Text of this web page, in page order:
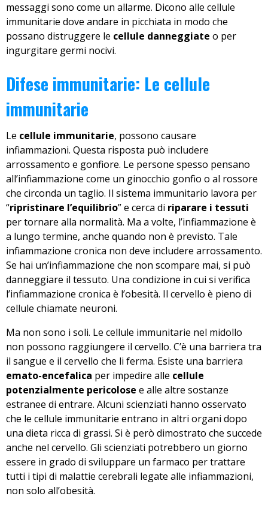
messaggi sono come un allarme. Dicono alle cellule
immunitarie dove andare in picchiata in modo che
possano distruggere le cellule danneggiate o per
ingurgitare germi nocivi.
Difese immunitarie: Le cellule
immunitarie
Le cellule immunitarie, possono causare
infiammazioni. Questa risposta può includere
arrossamento e gonfiore. Le persone spesso pensano
all’infiammazione come un ginocchio gonfio o al rossore
che circonda un taglio. Il sistema immunitario lavora per
“ripristinare l’equilibrio” e cerca di riparare i tessuti
per tornare alla normalità. Ma a volte, l’infiammazione è
a lungo termine, anche quando non è previsto. Tale
infiammazione cronica non deve includere arrossamento.
Se hai un’infiammazione che non scompare mai, si può
danneggiare il tessuto. Una condizione in cui si verifica
l’infiammazione cronica è l’obesità. Il cervello è pieno di
cellule chiamate neuroni.
Ma non sono i soli. Le cellule immunitarie nel midollo
non possono raggiungere il cervello. C’è una barriera tra
il sangue e il cervello che li ferma. Esiste una barriera
emato-encefalica per impedire alle cellule
potenzialmente pericolose e alle altre sostanze
estranee di entrare. Alcuni scienziati hanno osservato
che le cellule immunitarie entrano in altri organi dopo
una dieta ricca di grassi. Si è però dimostrato che succede
anche nel cervello. Gli scienziati potrebbero un giorno
essere in grado di sviluppare un farmaco per trattare
tutti i tipi di malattie cerebrali legate alle infiammazioni,
non solo all’obesità.